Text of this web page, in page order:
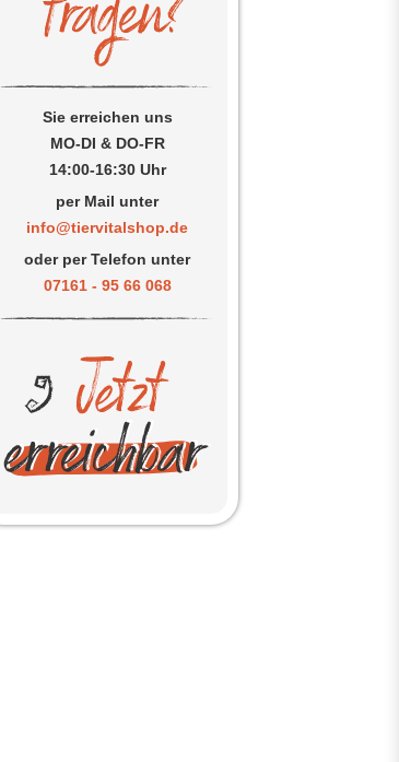
Sie erreichen uns
MO-DI & DO-FR
14:00-16:30 Uhr
per Mail unter
info@tiervitalshop.de
oder per Telefon unter
07161 - 95 66 068